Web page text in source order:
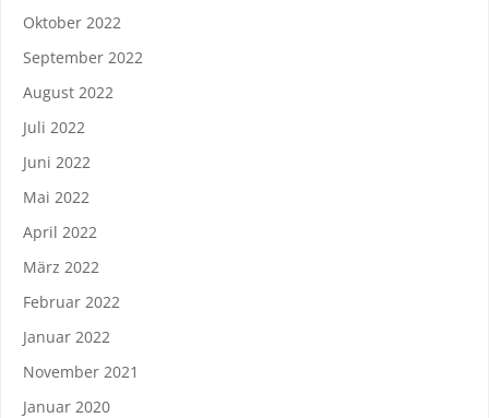
Oktober 2022
September 2022
August 2022
Juli 2022
Juni 2022
Mai 2022
April 2022
März 2022
Februar 2022
Januar 2022
November 2021
Januar 2020